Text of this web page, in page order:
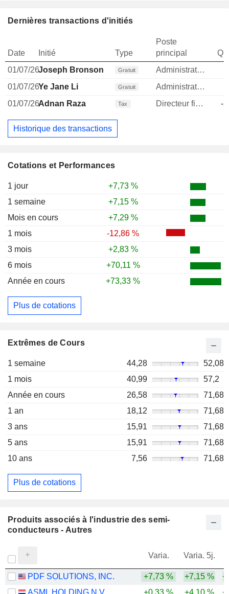
Cotations et Performances
1 jour
+7,73 %
1 semaine
+7,15 %
Mois en cours
+7,29 %
1 mois
-12,86 %
3 mois
+2,83 %
6 mois
+70,11 %
Année en cours
+73,33 %
Plus de cotations
Extrêmes de Cours
1 semaine 44,28
52,08
1 mois
40,99
57,2
Année en cours
26,58
71,68
1 an
18,12
71,68
3 ans
15,91
71,68
5 ans
15,91
71,68
10 ans
7,56 71,68
Plus de cotations
Dernières transactions d'initiés
Date Initié Type
Poste
principal
01/07/26Joseph Bronson Gratuit Administrateur
01/07/26Ye Jane Li Gratuit Administrateur
01/07/26Adnan Raza Tax Directeur financier -
Historique des transactions
Produits associés à l'industrie des semi-
conducteurs - Autres
Varia. Varia. 5j.
PDF SOLUTIONS, INC. +7,73 % +7,15 %
ASML HOLDING N.V.
+0,33 % +4,10 %